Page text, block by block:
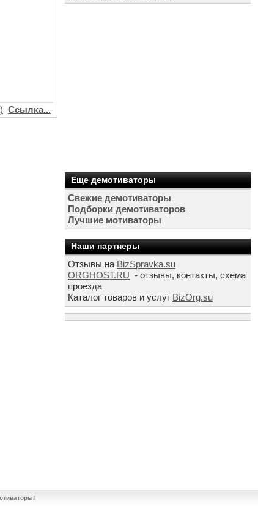
Ссылка...
Еще демотиваторы
Свежие демотиваторы
Подборки демотиваторов
Лучшие мотиваторы
Наши партнеры
Отзывы на BizSpravka.su
ORGHOST.RU - отзывы, контакты, схема
проезда
Каталог товаров и услуг BizOrg.su